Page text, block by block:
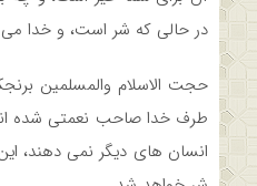
در حالی که شر است، و خدا می
حجت الاسلام والمسلمین
طرف خدا صاحب نعمتی شده
انسان های دیگر نمی دهند،